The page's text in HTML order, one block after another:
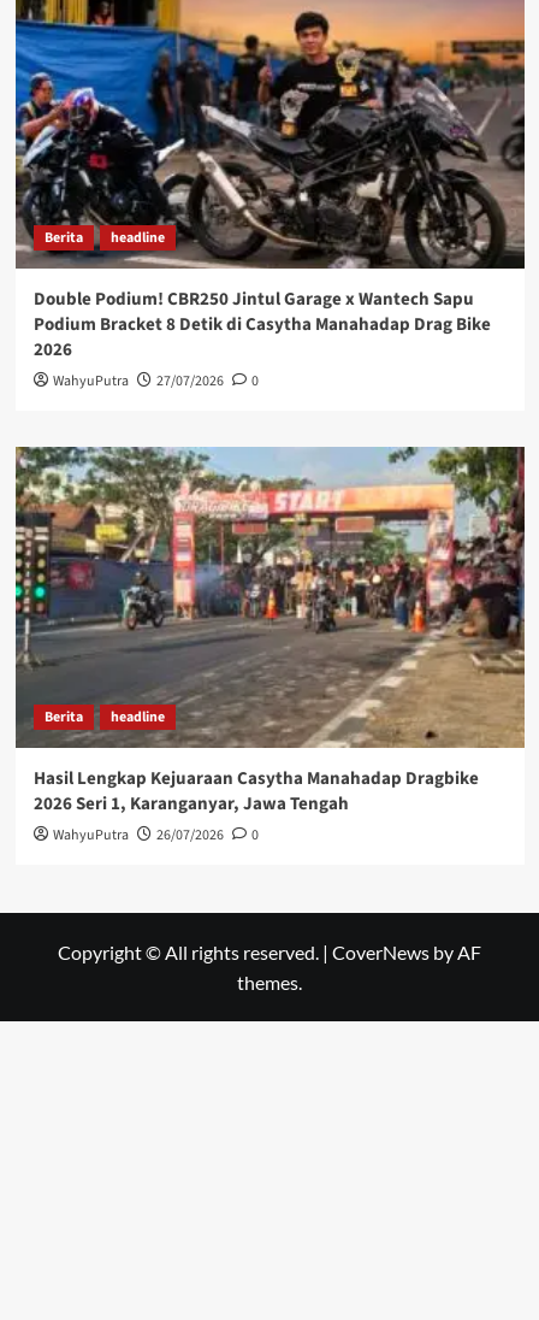
Berita headline
Double Podium! CBR250 Jintul Garage x Wantech Sapu
Podium Bracket 8 Detik di Casytha Manahadap Drag Bike
2026
WahyuPutra 27/07/2026 0
Berita headline
Hasil Lengkap Kejuaraan Casytha Manahadap Dragbike
2026 Seri 1, Karanganyar, Jawa Tengah
WahyuPutra 26/07/2026 0
Copyright © All rights reserved. | CoverNews by AF
themes.